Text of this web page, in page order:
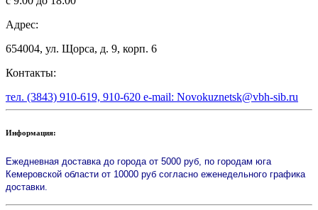
Адрес:
654004, ул. Щорса, д. 9, корп. 6
Контакты:
тел. (3843) 910-619, 910-620 e-mail: Novokuznetsk@vbh-sib.ru
Информация:
Ежедневная доставка до города от 5000 руб, по городам юга
Кемеровской области от 10000 руб согласно еженедельного графика
доставки.